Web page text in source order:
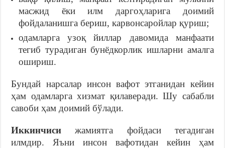
масжид ёки илм даргоҳларига доимий
фойдаланишга бериш, карвонсаройлар қуриш;
одамларга узоқ йиллар давомида манфаати
тегиб турадиган бунёдкорлик ишларни амалга
ошириш.
Бундай нарсалар инсон вафот этганидан кейин
ҳам одамларга хизмат қилаверади. Шу сабабли
савоби ҳам доимий бўлади.
Иккинчисижамиятга фойдаси тегадиган
илмдир. Яъни инсон вафотидан кейин ҳам